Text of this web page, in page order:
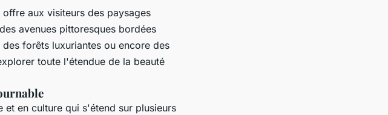
aux visiteurs des paysages
avenues pittoresques bordées
forêts luxuriantes ou encore des
toute l'étendue de la beauté
et en culture qui s'étend sur plusieurs